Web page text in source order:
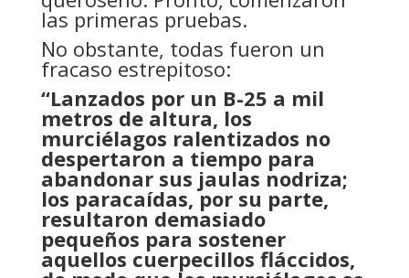
las primeras pruebas.
No obstante, todas fueron un
fracaso estrepitoso:
“Lanzados por un B-25 a mil
metros de altura, los
murciélagos ralentizados no
despertaron a tiempo para
abandonar sus jaulas nodriza;
los paracaídas, por su parte,
resultaron demasiado
pequeños para sostener
aquellos cuerpecillos fláccidos,